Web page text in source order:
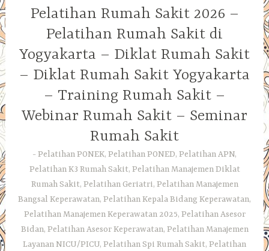
Pelatihan Rumah Sakit 2026 –
Pelatihan Rumah Sakit di
Yogyakarta – Diklat Rumah Sakit
– Diklat Rumah Sakit Yogyakarta
– Training Rumah Sakit –
Webinar Rumah Sakit – Seminar
Rumah Sakit
Pelatihan PONEK, Pelatihan PONED, Pelatihan APN,
Pelatihan K3 Rumah Sakit, Pelatihan Manajemen Diklat
Rumah Sakit, Pelatihan Geriatri, Pelatihan Manajemen
Bangsal Keperawatan, Pelatihan Kepala Bidang Keperawatan,
Pelatihan Manajemen Keperawatan 2025, Pelatihan Asesor
Bidan, Pelatihan Asesor Keperawatan, Pelatihan Manajemen
Layanan NICU/PICU, Pelatihan Spi Rumah Sakit, Pelatihan